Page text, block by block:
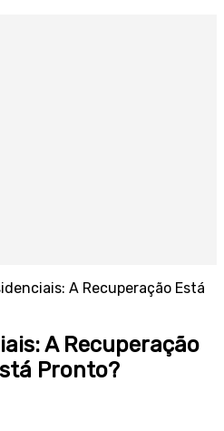
A Recuperação Está
A Recuperação
Pronto?